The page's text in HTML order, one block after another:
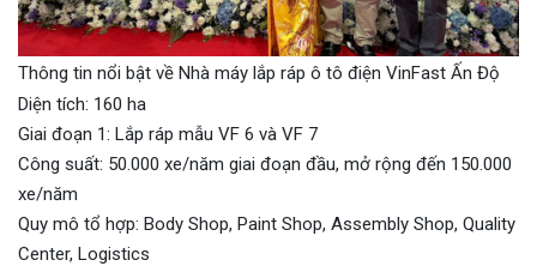
Thông tin nổi bật về Nhà máy lắp ráp ô tô điện VinFast Ấn Độ
Diện tích: 160 ha
Giai đoạn 1: Lắp ráp mẫu VF 6 và VF 7
Công suất: 50.000 xe/năm giai đoạn đầu, mở rộng đến 150.000
xe/năm
Quy mô tổ hợp: Body Shop, Paint Shop, Assembly Shop, Quality
Center, Logistics